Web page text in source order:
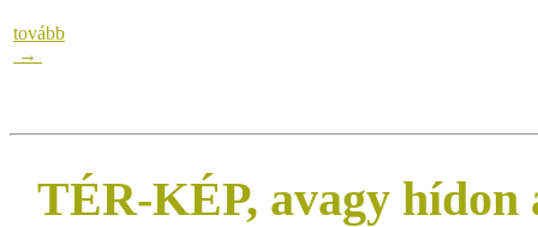
tovább
→
TÉR-KÉP, avagy